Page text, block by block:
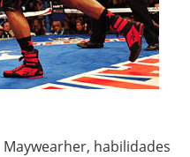
habilidades